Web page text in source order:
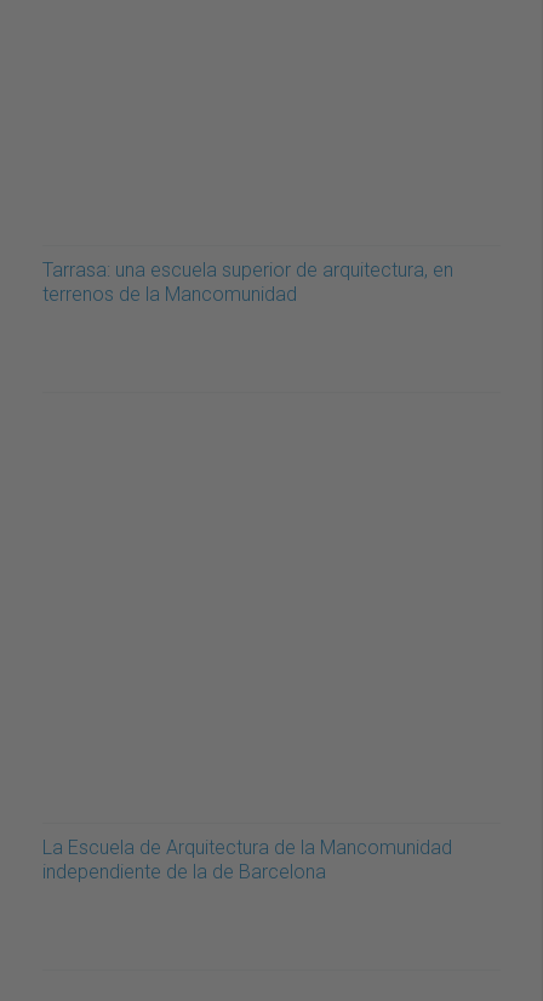
Tarrasa: una escuela superior de arquitectura, en
terrenos de la Mancomunidad
La Escuela de Arquitectura de la Mancomunidad
independiente de la de Barcelona